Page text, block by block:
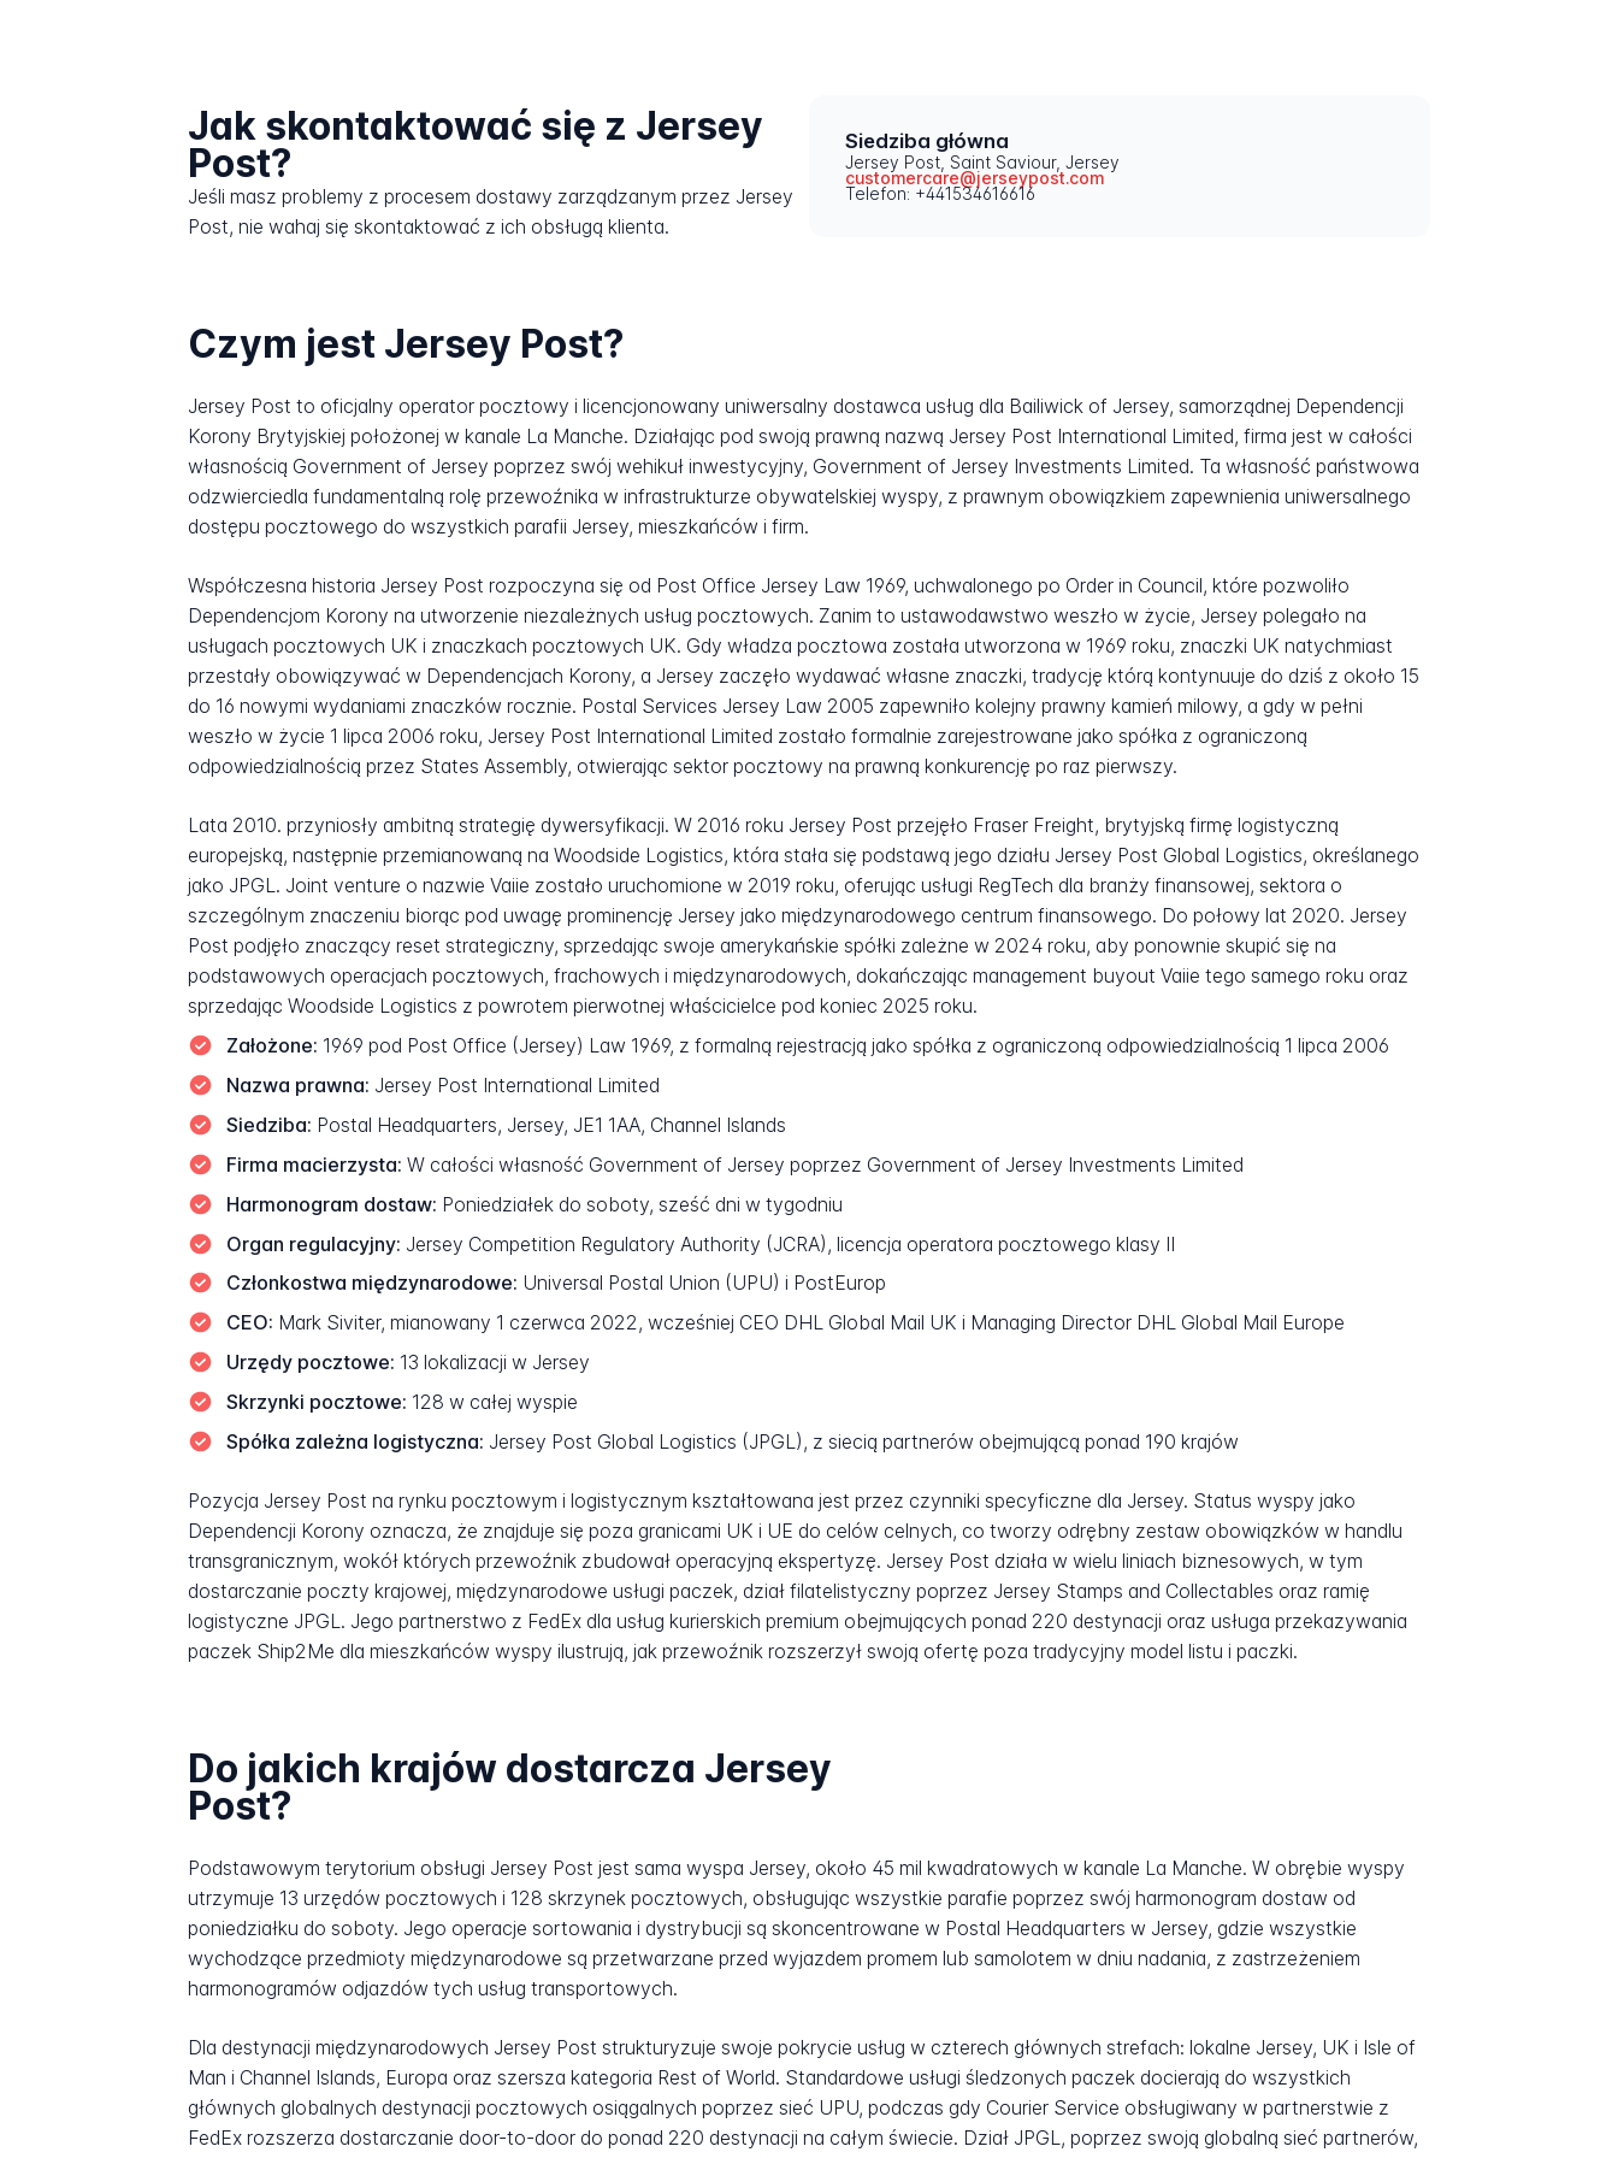
Jak skontaktować się z Jersey
Post?
Jeśli masz problemy z procesem dostawy zarządzanym przez Jersey
Post, nie wahaj się skontaktować z ich obsługą klienta.
Siedziba główna
Jersey Post, Saint Saviour, Jersey
customercare@jerseypost.com
Telefon: +441534616616
Czym jest Jersey Post?
Jersey Post to oficjalny operator pocztowy i licencjonowany uniwersalny dostawca usług dla Bailiwick of Jersey, samorządnej Dependencji
Korony Brytyjskiej położonej w kanale La Manche. Działając pod swoją prawną nazwą Jersey Post International Limited, firma jest w całości
własnością Government of Jersey poprzez swój wehikuł inwestycyjny, Government of Jersey Investments Limited. Ta własność państwowa
odzwierciedla fundamentalną rolę przewoźnika w infrastrukturze obywatelskiej wyspy, z prawnym obowiązkiem zapewnienia uniwersalnego
dostępu pocztowego do wszystkich parafii Jersey, mieszkańców i firm.
Współczesna historia Jersey Post rozpoczyna się od Post Office Jersey Law 1969, uchwalonego po Order in Council, które pozwoliło
Dependencjom Korony na utworzenie niezależnych usług pocztowych. Zanim to ustawodawstwo weszło w życie, Jersey polegało na
usługach pocztowych UK i znaczkach pocztowych UK. Gdy władza pocztowa została utworzona w 1969 roku, znaczki UK natychmiast
przestały obowiązywać w Dependencjach Korony, a Jersey zaczęło wydawać własne znaczki, tradycję którą kontynuuje do dziś z około 15
do 16 nowymi wydaniami znaczków rocznie. Postal Services Jersey Law 2005 zapewniło kolejny prawny kamień milowy, a gdy w pełni
weszło w życie 1 lipca 2006 roku, Jersey Post International Limited zostało formalnie zarejestrowane jako spółka z ograniczoną
odpowiedzialnością przez States Assembly, otwierając sektor pocztowy na prawną konkurencję po raz pierwszy.
Lata 2010. przyniosły ambitną strategię dywersyfikacji. W 2016 roku Jersey Post przejęło Fraser Freight, brytyjską firmę logistyczną
europejską, następnie przemianowaną na Woodside Logistics, która stała się podstawą jego działu Jersey Post Global Logistics, określanego
jako JPGL. Joint venture o nazwie Vaiie zostało uruchomione w 2019 roku, oferując usługi RegTech dla branży finansowej, sektora o
szczególnym znaczeniu biorąc pod uwagę prominencję Jersey jako międzynarodowego centrum finansowego. Do połowy lat 2020. Jersey
Post podjęło znaczący reset strategiczny, sprzedając swoje amerykańskie spółki zależne w 2024 roku, aby ponownie skupić się na
podstawowych operacjach pocztowych, frachowych i międzynarodowych, dokańczając management buyout Vaiie tego samego roku oraz
sprzedając Woodside Logistics z powrotem pierwotnej właścicielce pod koniec 2025 roku.
Założone: 1969 pod Post Office (Jersey) Law 1969, z formalną rejestracją jako spółka z ograniczoną odpowiedzialnością 1 lipca 2006
Nazwa prawna: Jersey Post International Limited
Siedziba: Postal Headquarters, Jersey, JE1 1AA, Channel Islands
Firma macierzysta: W całości własność Government of Jersey poprzez Government of Jersey Investments Limited
Harmonogram dostaw: Poniedziałek do soboty, sześć dni w tygodniu
Organ regulacyjny: Jersey Competition Regulatory Authority (JCRA), licencja operatora pocztowego klasy II
Członkostwa międzynarodowe: Universal Postal Union (UPU) i PostEurop
CEO: Mark Siviter, mianowany 1 czerwca 2022, wcześniej CEO DHL Global Mail UK i Managing Director DHL Global Mail Europe
Urzędy pocztowe: 13 lokalizacji w Jersey
Skrzynki pocztowe: 128 w całej wyspie
Spółka zależna logistyczna: Jersey Post Global Logistics (JPGL), z siecią partnerów obejmującą ponad 190 krajów
Pozycja Jersey Post na rynku pocztowym i logistycznym kształtowana jest przez czynniki specyficzne dla Jersey. Status wyspy jako
Dependencji Korony oznacza, że znajduje się poza granicami UK i UE do celów celnych, co tworzy odrębny zestaw obowiązków w handlu
transgranicznym, wokół których przewoźnik zbudował operacyjną ekspertyzę. Jersey Post działa w wielu liniach biznesowych, w tym
dostarczanie poczty krajowej, międzynarodowe usługi paczek, dział filatelistyczny poprzez Jersey Stamps and Collectables oraz ramię
logistyczne JPGL. Jego partnerstwo z FedEx dla usług kurierskich premium obejmujących ponad 220 destynacji oraz usługa przekazywania
paczek Ship2Me dla mieszkańców wyspy ilustrują, jak przewoźnik rozszerzył swoją ofertę poza tradycyjny model listu i paczki.
Do jakich krajów dostarcza Jersey
Post?
Podstawowym terytorium obsługi Jersey Post jest sama wyspa Jersey, około 45 mil kwadratowych w kanale La Manche. W obrębie wyspy
utrzymuje 13 urzędów pocztowych i 128 skrzynek pocztowych, obsługując wszystkie parafie poprzez swój harmonogram dostaw od
poniedziałku do soboty. Jego operacje sortowania i dystrybucji są skoncentrowane w Postal Headquarters w Jersey, gdzie wszystkie
wychodzące przedmioty międzynarodowe są przetwarzane przed wyjazdem promem lub samolotem w dniu nadania, z zastrzeżeniem
harmonogramów odjazdów tych usług transportowych.
Dla destynacji międzynarodowych Jersey Post strukturyzuje swoje pokrycie usług w czterech głównych strefach: lokalne Jersey, UK i Isle of
Man i Channel Islands, Europa oraz szersza kategoria Rest of World. Standardowe usługi śledzonych paczek docierają do wszystkich
głównych globalnych destynacji pocztowych osiągalnych poprzez sieć UPU, podczas gdy Courier Service obsługiwany w partnerstwie z
FedEx rozszerza dostarczanie door-to-door do ponad 220 destynacji na całym świecie. Dział JPGL, poprzez swoją globalną sieć partnerów,